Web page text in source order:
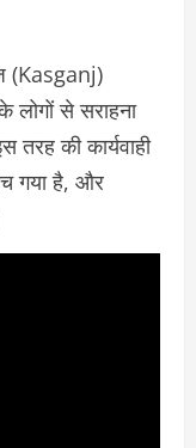
(Kasganj)
लोगों से सराहना
तरह की कार्यवाही
गया है, और